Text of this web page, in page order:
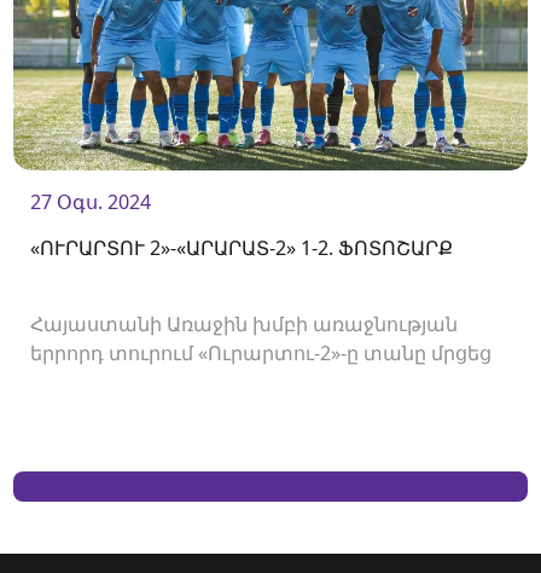
27 Օգս. 2024
«ՈՒՐԱՐՏՈՒ 2»-«ԱՐԱՐԱՏ-2» 1-2. ՖՈՏՈՇԱՐՔ
Հայաստանի Առաջին խմբի առաջնության
երրորդ տուրում «Ուրարտու-2»-ը տանը մրցեց